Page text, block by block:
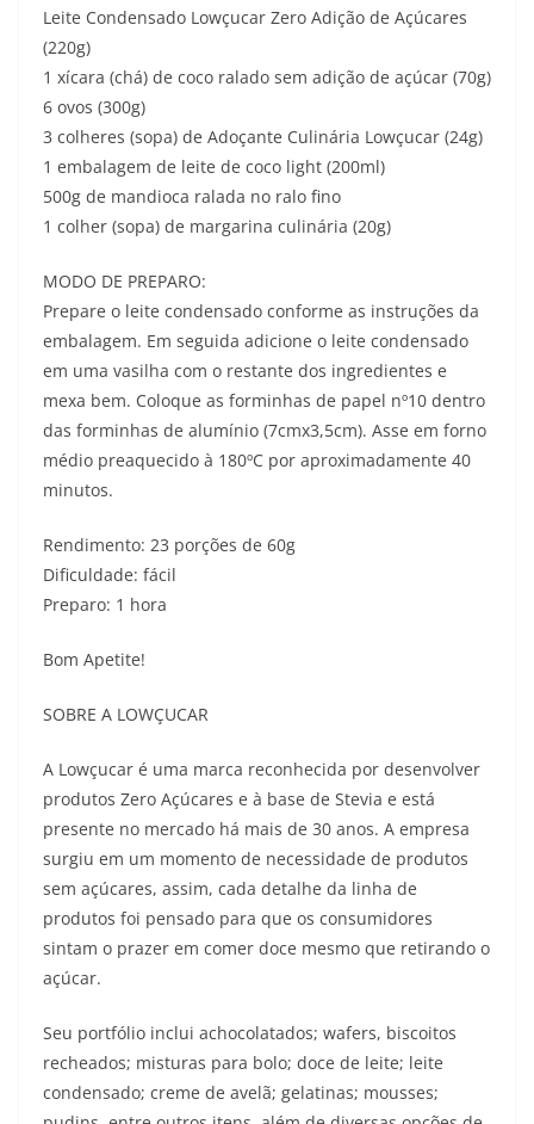
Leite Condensado Lowçucar Zero Adição de Açúcares
(220g)
1 xícara (chá) de coco ralado sem adição de açúcar (70g)
6 ovos (300g)
3 colheres (sopa) de Adoçante Culinária Lowçucar (24g)
1 embalagem de leite de coco light (200ml)
500g de mandioca ralada no ralo fino
1 colher (sopa) de margarina culinária (20g)
MODO DE PREPARO:
Prepare o leite condensado conforme as instruções da
embalagem. Em seguida adicione o leite condensado
em uma vasilha com o restante dos ingredientes e
mexa bem. Coloque as forminhas de papel nº10 dentro
das forminhas de alumínio (7cmx3,5cm). Asse em forno
médio preaquecido à 180ºC por aproximadamente 40
minutos.
Rendimento: 23 porções de 60g
Dificuldade: fácil
Preparo: 1 hora
Bom Apetite!
SOBRE A LOWÇUCAR
A Lowçucar é uma marca reconhecida por desenvolver
produtos Zero Açúcares e à base de Stevia e está
presente no mercado há mais de 30 anos. A empresa
surgiu em um momento de necessidade de produtos
sem açúcares, assim, cada detalhe da linha de
produtos foi pensado para que os consumidores
sintam o prazer em comer doce mesmo que retirando o
açúcar.
Seu portfólio inclui achocolatados; wafers, biscoitos
recheados; misturas para bolo; doce de leite; leite
condensado; creme de avelã; gelatinas; mousses;